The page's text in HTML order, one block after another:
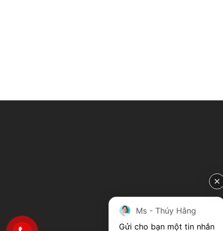
Ms - Thúy Hằng
Gửi cho bạn một tin nhắn